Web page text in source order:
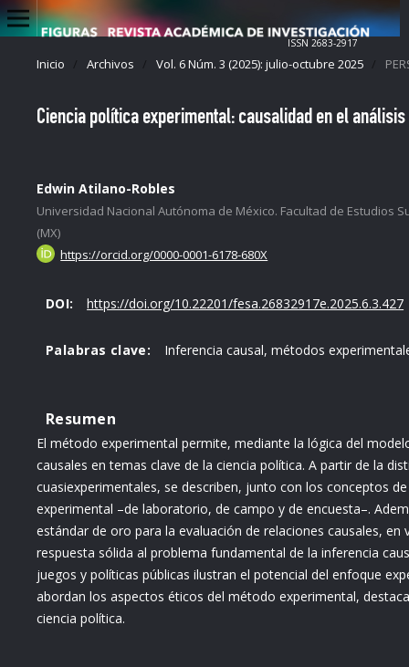
ISSN 2683-2917
Inicio / Archivos / Vol. 6 Núm. 3 (2025): julio-octubre 2025 /
Ciencia política experimental: causalidad en el
Edwin Atilano-Robles
Universidad Nacional Autónoma de México. Facultad de Estudios
(MX)
https://orcid.org/0000-0001-6178-680X
DOI: https://doi.org/10.22201/fesa.26832917e.2025.6.3.427
Palabras clave: Inferencia causal, métodos
Resumen
El método experimental permite, mediante la lógica del
causales en temas clave de la ciencia política. A partir de la
cuasiexperimentales, se describen, junto con los conceptos
experimental –de laboratorio, de campo y de encuesta–.
estándar de oro para la evaluación de relaciones causales,
respuesta sólida al problema fundamental de la inferencia
juegos y políticas públicas ilustran el potencial del enfoque
abordan los aspectos éticos del método experimental,
ciencia política.